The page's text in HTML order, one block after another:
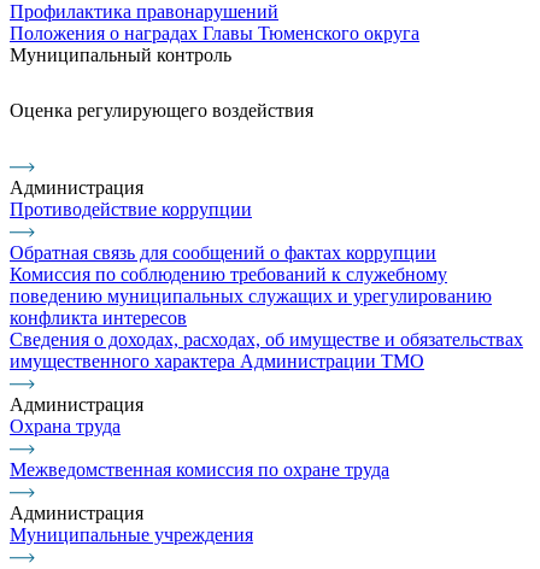
Профилактика правонарушений
Положения о наградах Главы Тюменского округа
Муниципальный контроль
Оценка регулирующего воздействия
Администрация
Противодействие коррупции
Обратная связь для сообщений о фактах коррупции
Комиссия по соблюдению требований к служебному
поведению муниципальных служащих и урегулированию
конфликта интересов
Сведения о доходах, расходах, об имуществе и обязательствах
имущественного характера Администрации ТМО
Администрация
Охрана труда
Межведомственная комиссия по охране труда
Администрация
Муниципальные учреждения